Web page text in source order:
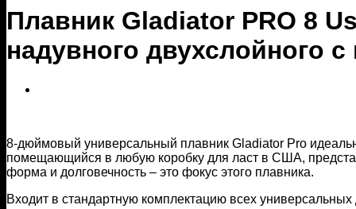
(САП
для
сап
надувного
веслом
Плавник Gladiator PRO 8
надувного двухслойного
8-дюймовый универсальный плавник Gladiator Pro
помещающийся в любую коробку для ласт в США,
форма и долговечность – это фокус этого плавника.
Входит в стандартную комплектацию всех универсальных